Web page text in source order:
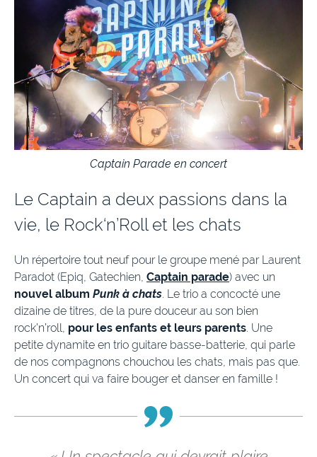
Captain Parade en concert
Le Captain a deux passions dans la
vie, le Rock‘n’Roll et les chats
Un répertoire tout neuf pour le groupe mené par Laurent
Paradot (Epiq, Gatechien, Captain parade) avec un
nouvel album Punk à chats. Le trio a concocté une
dizaine de titres, de la pure douceur au son bien
rock’n’roll, pour les enfants et leurs parents. Une
petite dynamite en trio guitare basse-batterie, qui parle
de nos compagnons chouchou les chats, mais pas que.
Un concert qui va faire bouger et danser en famille !